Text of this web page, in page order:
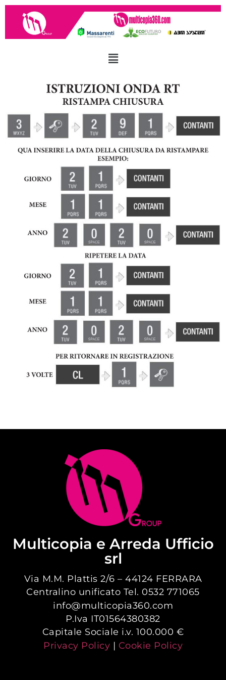
Multicopia e Arreda Ufficio
srl
Via M.M. Plattis 2/6 – 44124 FERRARA
Centralino unificato Tel. 0532 771065
info@multicopia360.com
P.Iva IT01564380382
Capitale Sociale i.v. 100.000 €
Privacy Policy | Cookie Policy